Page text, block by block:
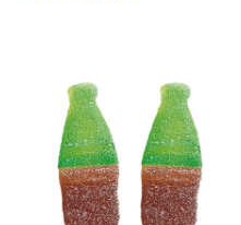
1,00€
hasta
5,00€